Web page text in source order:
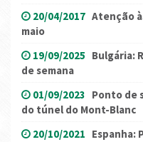
20/04/2017 Atenção
maio
19/09/2025 Bulgária:
de semana
01/09/2023 Ponto de
do túnel do Mont-Blanc
20/10/2021 Espanha: